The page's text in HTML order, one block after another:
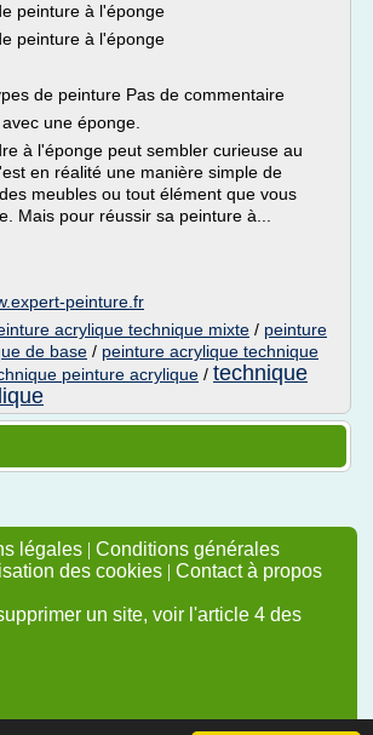
peinture à l'éponge
peinture à l'éponge
de peinture Pas de commentaire
une éponge.
à l'éponge peut sembler curieuse au
en réalité une manière simple de
meubles ou tout élément que vous
Mais pour réussir sa peinture à...
peinture.fr
acrylique technique mixte / peinture
de base / peinture acrylique technique
peinture acrylique / technique
légales | Conditions générales
des cookies | Contact à propos
un site, voir l'article 4 des